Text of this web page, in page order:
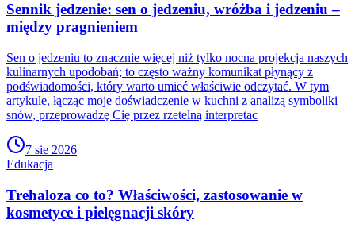
Sennik jedzenie: sen o jedzeniu, wróżba i jedzeniu –
między pragnieniem
Sen o jedzeniu to znacznie więcej niż tylko nocna projekcja naszych
kulinarnych upodobań; to często ważny komunikat płynący z
podświadomości, który warto umieć właściwie odczytać. W tym
artykule, łącząc moje doświadczenie w kuchni z analizą symboliki
snów, przeprowadzę Cię przez rzetelną interpretac
7 sie 2026
Edukacja
Trehaloza co to? Właściwości, zastosowanie w
kosmetyce i pielęgnacji skóry